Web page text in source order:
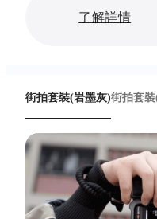
了解詳情
街拍套裝(岩墨灰)街拍套